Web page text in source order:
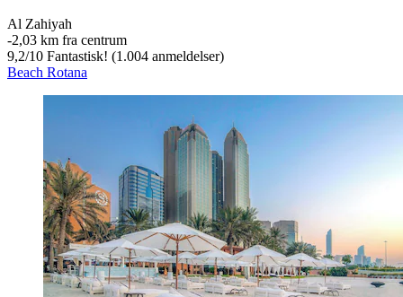
Al Zahiyah
‐2,03 km fra centrum
9,2/10 Fantastisk! (1.004 anmeldelser)
Beach Rotana